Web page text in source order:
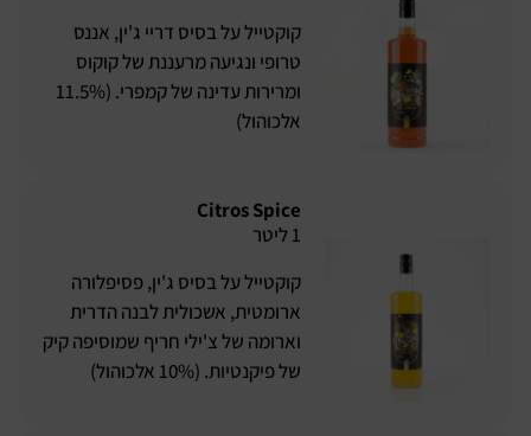
קוקטייל על בסיס דריי ג'ין, אננס
טרופי ונגיעה מרעננת של קוקוס
ומרירות עדינה של קמפרי. (11.5%
אלכוהול)
Citros Spice
1 ליטר
קוקטייל על בסיס ג'ין, פסיפלורה
ארומטית, אשכולית לבנה הדרית
וארומה של צ'ילי חריף שמוסיפה קיק
של פיקנטיות. (10% אלכוהול)